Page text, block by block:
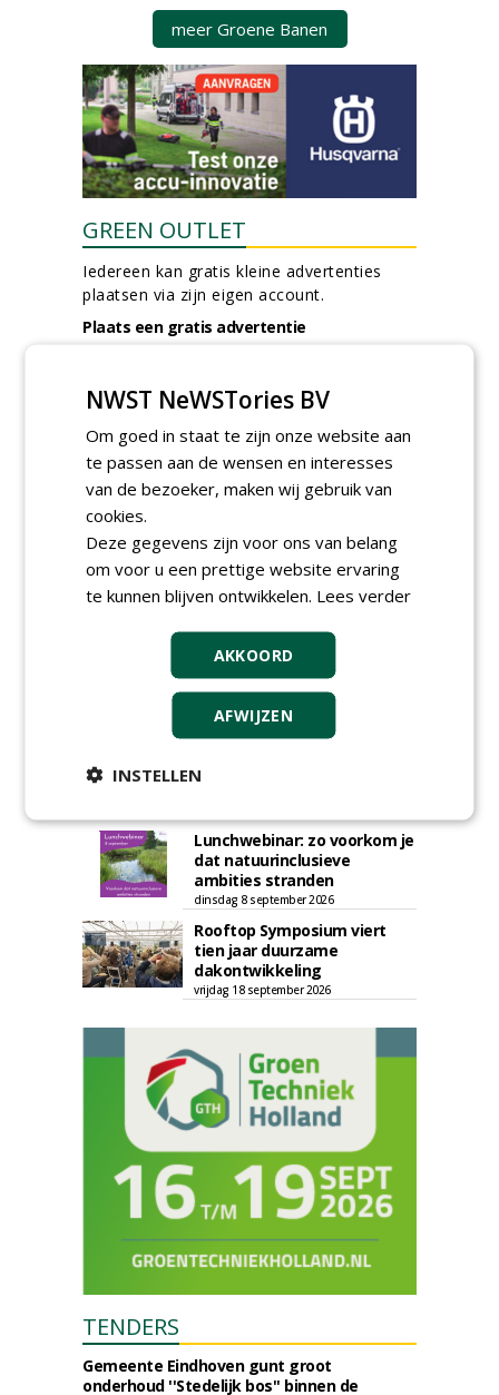
meer Groene Banen
GREEN OUTLET
Iedereen kan gratis kleine advertenties
plaatsen via zijn eigen account.
Plaats een gratis advertentie
AGENDA
Roadshow over
GreentoColour en Heem in
Swalmen
woensdag 12 augustus 2026
Vakdag 'All About Annuals'
zet eenjarige planten
centraal in Appeltern
donderdag 27 augustus 2026
2026: integrale keuzes
Lunchwebinar: zo voorkom je
dat natuurinclusieve
ambities stranden
dinsdag 8 september 2026
Rooftop Symposium viert
tien jaar duurzame
dakontwikkeling
vrijdag 18 september 2026
TENDERS
Gemeente Eindhoven gunt groot
onderhoud ''Stedelijk bos'' binnen de
NWST NeWSTories BV
Om goed in staat te zijn onze website aan
te passen aan de wensen en interesses
van de bezoeker, maken wij gebruik van
cookies.
Deze gegevens zijn voor ons van belang
om voor u een prettige website ervaring
te kunnen blijven ontwikkelen. Lees verder
AKKOORD
AFWIJZEN
INSTELLEN